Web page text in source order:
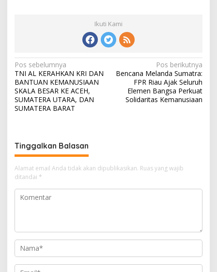
Ikuti Kami
N
a
v
i
s
i
p
o
s
Pos sebelumnya
TNI AL KERAHKAN KRI DAN
BANTUAN KEMANUSIAAN
SKALA BESAR KE ACEH,
SUMATERA UTARA, DAN
SUMATERA BARAT
Pos berikutnya
Bencana Melanda Sumatra:
FPR Riau Ajak Seluruh
Elemen Bangsa Perkuat
Solidaritas Kemanusiaan
Tinggalkan Balasan
Alamat email Anda tidak akan dipublikasikan. Ruas yang wajib
ditandai *